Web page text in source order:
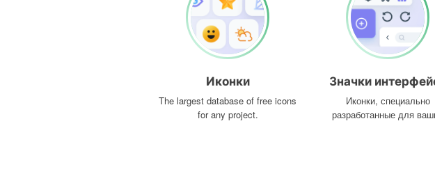
Иконки
The largest database of free icons
for any project.
Значки
Иконки, специально
разработанные для